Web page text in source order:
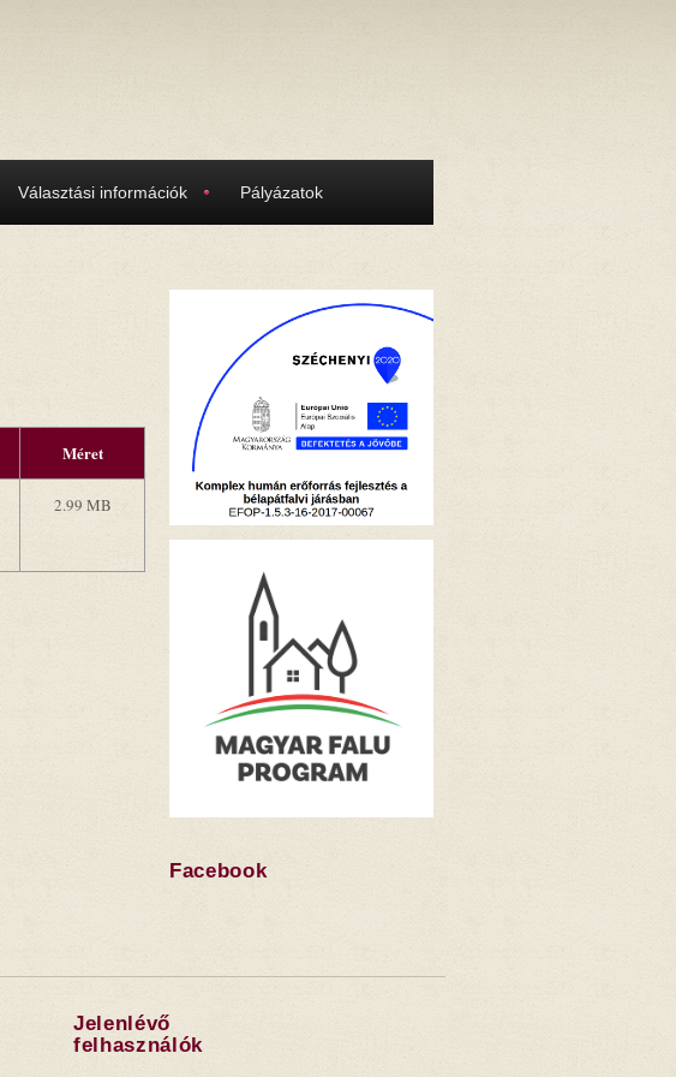
Választási információk Pályázatok
Méret
2.99 MB
Facebook
Jelenlévő
felhasználók